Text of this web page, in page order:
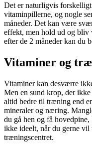
Det er naturligvis
vitaminpillerne, og nogle
måneder. Det kan være
effekt, men hold ud og bliv
efter de 2 måneder kan du
Vitaminer og
Vitaminer kan desværre
Men en sund krop, der
altid bedre til træning end
mineraler og næring.
du gå hen og få
ikke ideelt, når du gerne
træningscentret.